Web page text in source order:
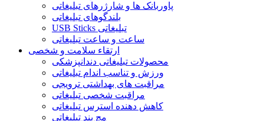
پاوربانک ها و شارژرهای تبلیغاتی
بلندگوهای تبلیغاتی
USB Sticks تبلیغاتی
ساعت و ساعت تبلیغاتی
ارتقاء سلامت و شخصی
محصولات تبلیغاتی دندانپزشکی
ورزش و تناسب اندام تبلیغاتی
مراقبت های بهداشتی ترویجی
مراقبت شخصی تبلیغاتی
کاهش دهنده استرس تبلیغاتی
مچ بند تبلیغاتی